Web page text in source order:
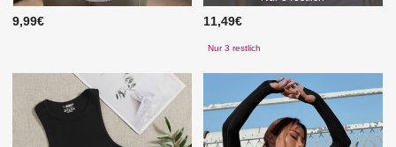
9,99€ 11,49€
Nur 3 restlich